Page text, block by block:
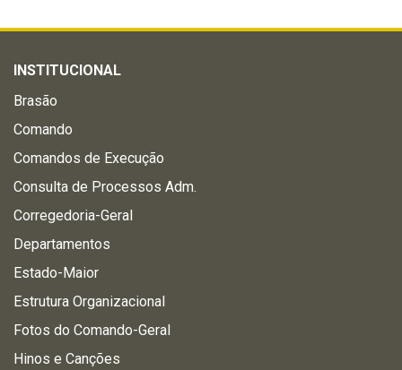
INSTITUCIONAL
Brasão
Comando
Comandos de Execução
Consulta de Processos Adm.
Corregedoria-Geral
Departamentos
Estado-Maior
Estrutura Organizacional
Fotos do Comando-Geral
Hinos e Canções